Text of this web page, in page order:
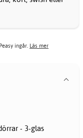
ingår. Läs mer
- 3-glas